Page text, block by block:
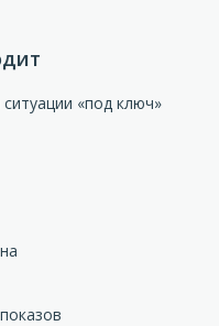
«под ключ»